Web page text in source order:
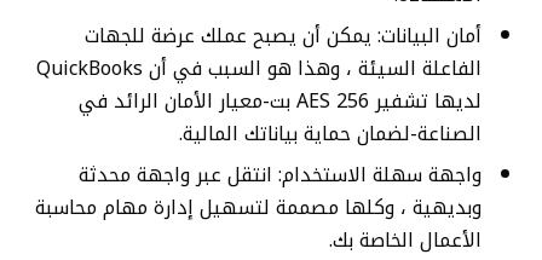
أمان البيانات: يمكن أن يصبح عملك عرضة للجهات
الفاعلة السيئة ، وهذا هو السبب في أن QuickBooks
لديها تشفير AES 256 بت-معيار الأمان الرائد في
الصناعة-لضمان حماية بياناتك المالية.
واجهة سهلة الاستخدام: انتقل عبر واجهة محدثة
وبديهية ، وكلها مصممة لتسهيل إدارة مهام محاسبة
الأعمال الخاصة بك.